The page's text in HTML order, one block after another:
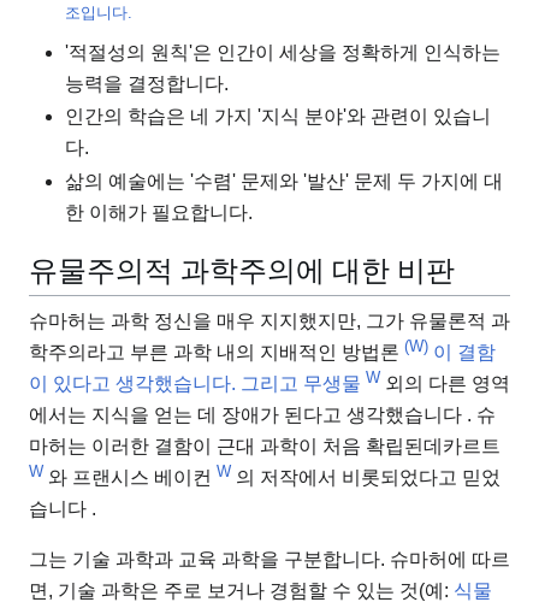
조입니다.
'적절성의 원칙'은 인간이 세상을 정확하게 인식하는
능력을 결정합니다.
인간의 학습은 네 가지 '지식 분야'와 관련이 있습니
다.
삶의 예술에는 '수렴' 문제와 '발산' 문제 두 가지에 대
한 이해가 필요합니다.
유물주의적 과학주의에 대한 비판
슈마허는 과학 정신을 매우 지지했지만, 그가 유물론적 과
학주의라고 부른 과학 내의 지배적인 방법론 (W) 이 결함
이 있다고 생각했습니다. 그리고 무생물 W 외의 다른 영역
에서는 지식을 얻는 데 장애가 된다고 생각했습니다 . 슈
마허는 이러한 결함이 근대 과학이 처음 확립된데카르트
W 와 프랜시스 베이컨 W 의 저작에서 비롯되었다고 믿었
습니다 .
그는 기술 과학과 교육 과학을 구분합니다. 슈마허에 따르
면, 기술 과학은 주로 보거나 경험할 수 있는 것(예: 식물